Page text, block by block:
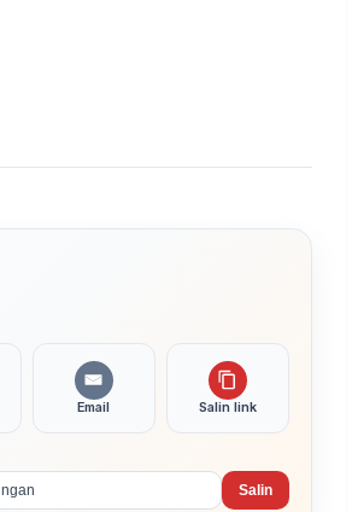
Email Salin link
Salin